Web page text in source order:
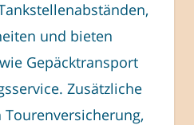
und bieten
Gepäcktransport
Zusätzliche
Tourenversicherung,